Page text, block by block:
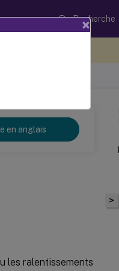
Recherche
en anglais
les ralentissements
>
×